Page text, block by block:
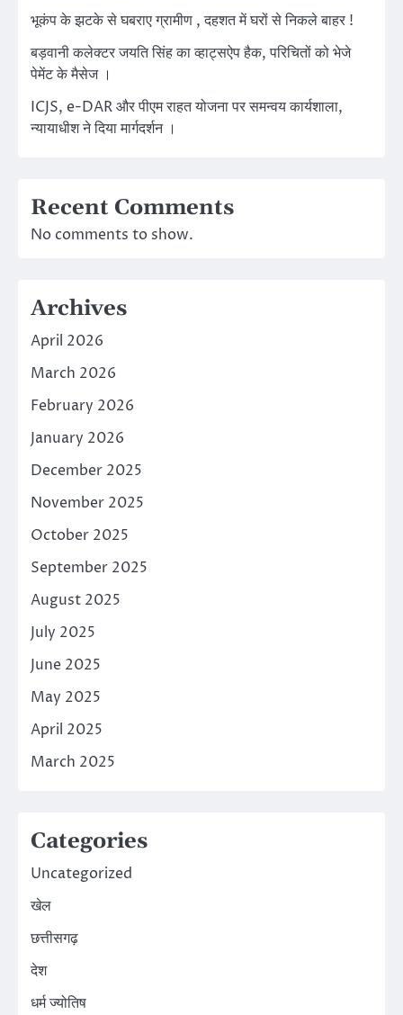
भूकंप के झटके से घबराए ग्रामीण , दहशत में घरों से निकले बाहर !
बड़वानी कलेक्टर जयति सिंह का व्हाट्सऐप हैक, परिचितों को भेजे
पेमेंट के मैसेज ।
ICJS, e-DAR और पीएम राहत योजना पर समन्वय कार्यशाला,
न्यायाधीश ने दिया मार्गदर्शन ।
Recent Comments
No comments to show.
Archives
April 2026
March 2026
February 2026
January 2026
December 2025
November 2025
October 2025
September 2025
August 2025
July 2025
June 2025
May 2025
April 2025
March 2025
Categories
Uncategorized
खेल
छत्तीसगढ़
देश
धर्म ज्योतिष